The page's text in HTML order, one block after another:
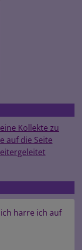
Kollekte zu
auf die Seite
harre ich auf